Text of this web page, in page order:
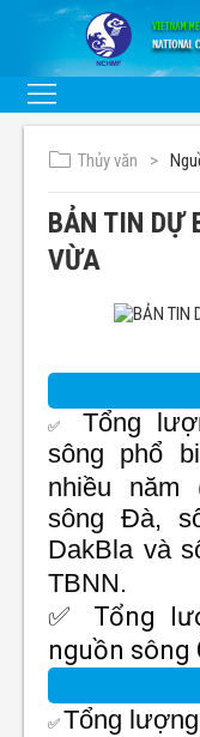
Thủy văn
BẢN TIN DỰ
VỪA
✅
Tổng
sông phổ
nhiều năm
sông Đà,
DakBla và
TBNN.
✅
Tổng
nguồn sông
✅ Tổng